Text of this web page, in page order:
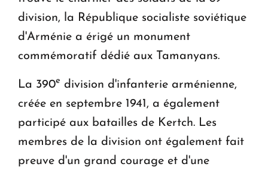
division, la République socialiste soviétique
d'Arménie a érigé un monument
commémoratif dédié aux Tamanyans.
La 390e division d'infanterie arménienne,
créée en septembre 1941, a également
participé aux batailles de Kertch. Les
membres de la division ont également fait
preuve d'un grand courage et d'une